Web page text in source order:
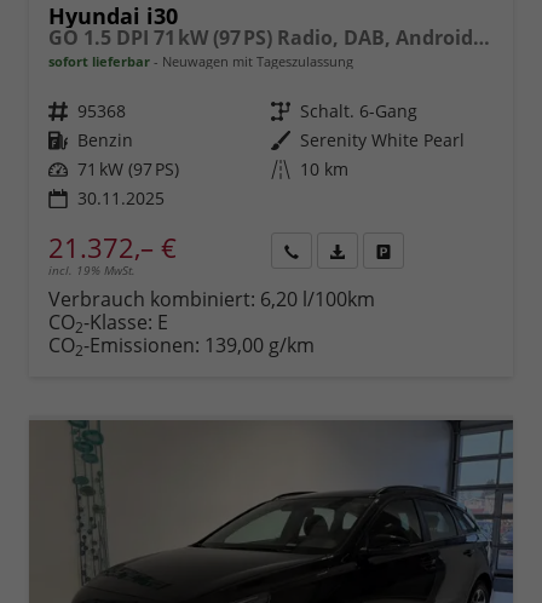
Hyundai i30
GO 1.5 DPI 71 kW (97 PS) Radio, DAB, Android Auto, Apple CarPlay, Navigationssystem, Bluetooth, Klimaanlage, Lenkradheizung, Sitzheizung, Rückfahrkamera, Einparkhilfe vorne und hinten, 16 Zoll Leichtmetallfelgen, uvm.
sofort lieferbar Neuwagen mit Tageszulassung
Fahrzeugnr. 95368 Getriebe Schalt. 6-Gang
Kraftstoff Benzin Außenfarbe Serenity White Pearl
Leistung 71 kW (97 PS) Kilometerstand 10 km
30.11.2025
21.372,– €
incl. 19% MwSt.
anfordern
Datei,
Verbrauch kombiniert: 6,20 l/100km
CO2-Klasse: E
CO2-Emissionen: 139,00 g/km